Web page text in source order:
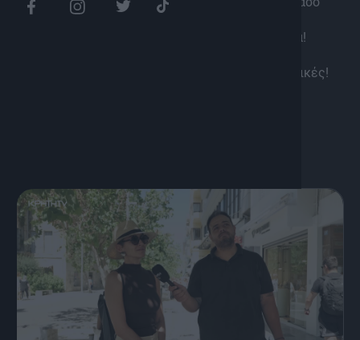
γνώσεις του κόσμου στα… «απαραίτητα» κρητικά!
«σφουγγίτι», οι απαντήσεις ήταν απλά απολαυστικές!